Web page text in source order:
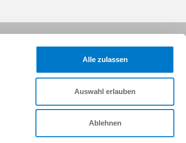
Alle zulassen
Auswahl erlauben
Ablehnen
Karriere